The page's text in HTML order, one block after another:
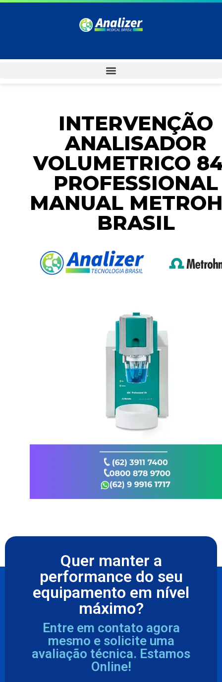
INTERVENÇÃO
ANALISADOR
VOLUMETRICO
PROFESSIONAL
MANUAL
BRASIL
Quer manter a
performance do seu
equipamento em nível
máximo?
Entre em contato agora
mesmo e solicite uma
avaliação técnica. Estamos
Online!